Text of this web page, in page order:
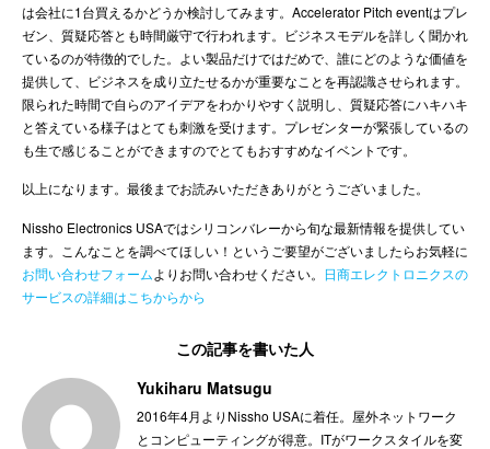
は会社に1台買えるかどうか検討してみます。Accelerator Pitch eventはプレ
ゼン、質疑応答とも時間厳守で行われます。ビジネスモデルを詳しく聞かれ
ているのが特徴的でした。よい製品だけではだめで、誰にどのような価値を
提供して、ビジネスを成り立たせるかが重要なことを再認識させられます。
限られた時間で自らのアイデアをわかりやすく説明し、質疑応答にハキハキ
と答えている様子はとても刺激を受けます。プレゼンターが緊張しているの
も生で感じることができますのでとてもおすすめなイベントです。
以上になります。最後までお読みいただきありがとうございました。
Nissho Electronics USAではシリコンバレーから旬な最新情報を提供してい
ます。
こんなことを調べてほしい！というご要望がございましたらお気軽に
お問い合わせフォームよりお問い合わせください。 日商エレクトロニクスの
サービスの詳細はこちからから
この記事を書いた人
Yukiharu Matsugu
2016年4月よりNissho USAに着任。屋外ネットワーク
とコンピューティングが得意。ITがワークスタイルを変